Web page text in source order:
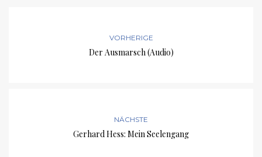
VORHERIGE
Der Ausmarsch (Audio)
NÄCHSTE
Gerhard Hess: Mein Seelengang